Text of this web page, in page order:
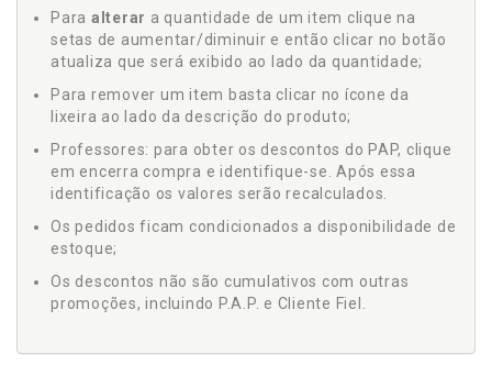
Para alterar a quantidade de um item clique na
setas de aumentar/diminuir e então clicar no botão
atualiza que será exibido ao lado da quantidade;
Para remover um item basta clicar no ícone da
lixeira ao lado da descrição do produto;
Professores: para obter os descontos do PAP, clique
em encerra compra e identifique-se. Após essa
identificação os valores serão recalculados.
Os pedidos ficam condicionados a disponibilidade de
estoque;
Os descontos não são cumulativos com outras
promoções, incluindo P.A.P. e Cliente Fiel.